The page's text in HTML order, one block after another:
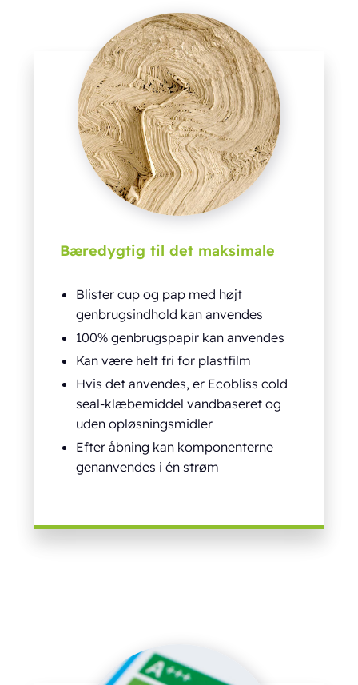
Bæredygtig til det maksimale
Blister cup og pap med højt
genbrugsindhold kan anvendes
100% genbrugspapir kan anvendes
Kan være helt fri for plastfilm
Hvis det anvendes, er Ecobliss cold
seal-klæbemiddel vandbaseret og
uden opløsningsmidler
Efter åbning kan komponenterne
genanvendes i én strøm